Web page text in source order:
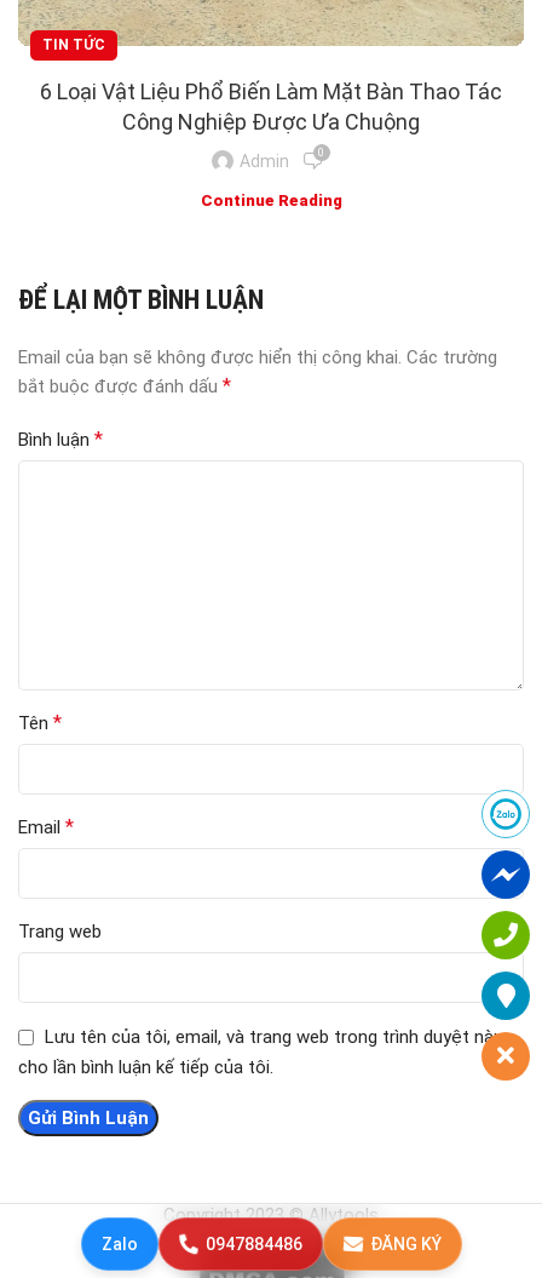
TIN TỨC
6 Loại Vật Liệu Phổ Biến Làm Mặt Bàn Thao Tác
Công Nghiệp Được Ưa Chuộng
Admin 0
Continue Reading
ĐỂ LẠI MỘT BÌNH LUẬN
Email của bạn sẽ không được hiển thị công khai. Các trường
bắt buộc được đánh dấu *
Bình luận *
Tên *
Email *
Trang web
Lưu tên của tôi, email, và trang web trong trình duyệt này
cho lần bình luận kế tiếp của tôi.
Copyright 2023 © Allytools
Zalo 0947884486 ĐĂNG KÝ